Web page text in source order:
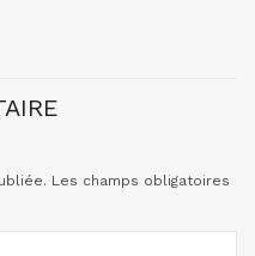
Les champs obligatoires